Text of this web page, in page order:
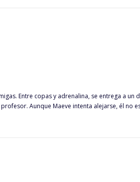
Entre copas y adrenalina, se entrega a
tanto, el
un juego donde están en